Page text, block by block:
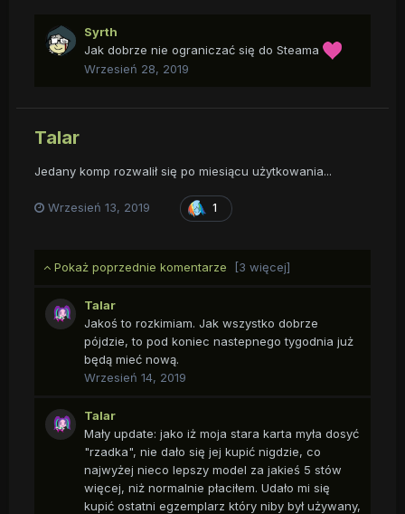
Syrth
Jak dobrze nie ograniczać się do Steama
Wrzesień 28, 2019
Talar
Jedany komp rozwalił się po miesiącu użytkowania...
Wrzesień 13, 2019 1
Pokaż poprzednie komentarze [3 więcej]
Talar
Jakoś to rozkimiam. Jak wszystko dobrze
pójdzie, to pod koniec nastepnego tygodnia już
będą mieć nową.
Wrzesień 14, 2019
Talar
Mały update: jako iż moja stara karta myła dosyć
"rzadka", nie dało się jej kupić nigdzie, co
najwyżej nieco lepszy model za jakieś 5 stów
więcej, niż normalnie płaciłem. Udało mi się
kupić ostatni egzemplarz który niby był używany,